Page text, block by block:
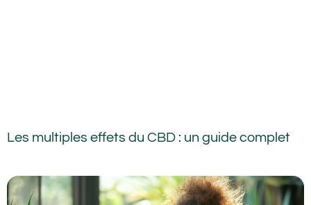
Les multiples effets du CBD : un guide complet